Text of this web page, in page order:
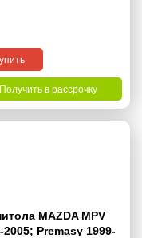
Получить в рассрочку
MAZDA MPV
2005; Premasy 1999-